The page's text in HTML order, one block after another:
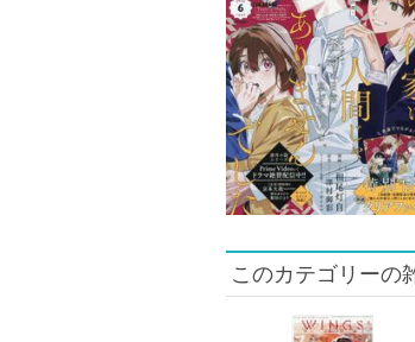
このカテゴリーの